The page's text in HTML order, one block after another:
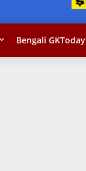
Bengali GKToday